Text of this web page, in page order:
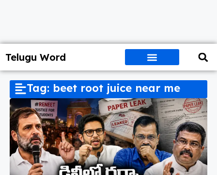
Telugu Word
Tag: beet root juice near me